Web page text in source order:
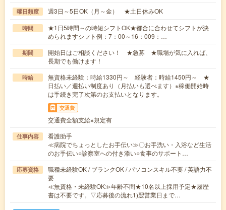
曜日頻度 週3日～5日OK（月～金） ★土日休みOK
時間
★1日5時間～の時短シフトOK★都合に合わせてシフトが決
められますシフト例：7：00～16：009：…
期間
開始日はご相談ください！ ★急募 ★職場が気に入れば、
長期でも働けます！
時給
無資格未経験：時給1330円～ 経験者：時給1450円～ ★
日払い／週払い制度あり（月払いも選べます）※稼働開始時
は手続き完了次第のお支払いとなります。
交通費
交通費全額支給※規定有
仕事内容
看護助手
≪病院でちょっとしたお手伝い≫〇お手洗い・入浴など生活
のお手伝い○診察室への付き添い○食事のサポート…
応募資格
職種未経験OK / ブランクOK / パソコンスキル不要 / 英語力不
要
≪無資格・未経験OK≫年齢不問★10名以上採用予定★履歴
書は不要です。▽応募後の流れ1)翌営業日まで…